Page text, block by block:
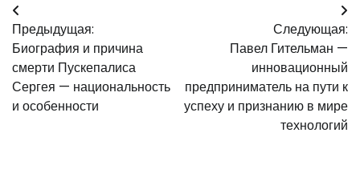
Навигация
по
записям
Предыдущая:
Биография и причина
смерти Пускепалиса
Сергея — национальность
и особенности
Следующая:
Павел Гительман —
инновационный
предприниматель на пути к
успеху и признанию в мире
технологий